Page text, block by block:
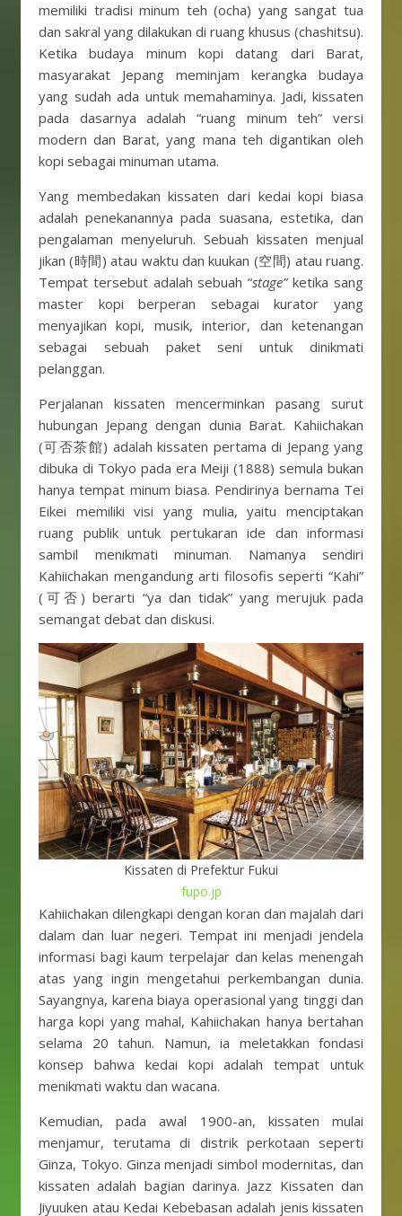
memiliki tradisi minum teh (ocha) yang sangat tua
dan sakral yang dilakukan di ruang khusus (chashitsu).
Ketika budaya minum kopi datang dari Barat,
masyarakat Jepang meminjam kerangka budaya
yang sudah ada untuk memahaminya. Jadi, kissaten
pada dasarnya adalah “ruang minum teh” versi
modern dan Barat, yang mana teh digantikan oleh
kopi sebagai minuman utama.
Yang membedakan kissaten dari kedai kopi biasa
adalah penekanannya pada suasana, estetika, dan
pengalaman menyeluruh. Sebuah kissaten menjual
jikan (時間) atau waktu dan kuukan (空間) atau ruang.
Tempat tersebut adalah sebuah “stage”ketika sang
master kopi berperan sebagai kurator yang
menyajikan kopi, musik, interior, dan ketenangan
sebagai sebuah paket seni untuk dinikmati
pelanggan.
Perjalanan kissaten mencerminkan pasang surut
hubungan Jepang dengan dunia Barat. Kahiichakan
(可否茶館) adalah kissaten pertama di Jepang yang
dibuka di Tokyo pada era Meiji (1888) semula bukan
hanya tempat minum biasa. Pendirinya bernama Tei
Eikei memiliki visi yang mulia, yaitu menciptakan
ruang publik untuk pertukaran ide dan informasi
sambil menikmati minuman. Namanya sendiri
Kahiichakan mengandung arti filosofis seperti “Kahi”
(可否) berarti “ya dan tidak” yang merujuk pada
semangat debat dan diskusi.
Kissaten di Prefektur Fukui
fupo.jp
Kahiichakan dilengkapi dengan koran dan majalah dari
dalam dan luar negeri. Tempat ini menjadi jendela
informasi bagi kaum terpelajar dan kelas menengah
atas yang ingin mengetahui perkembangan dunia.
Sayangnya, karena biaya operasional yang tinggi dan
harga kopi yang mahal, Kahiichakan hanya bertahan
selama 20 tahun. Namun, ia meletakkan fondasi
konsep bahwa kedai kopi adalah tempat untuk
menikmati waktu dan wacana.
Kemudian, pada awal 1900-an, kissaten mulai
menjamur, terutama di distrik perkotaan seperti
Ginza, Tokyo. Ginza menjadi simbol modernitas, dan
kissaten adalah bagian darinya. Jazz Kissaten dan
Jiyuuken atau Kedai Kebebasan adalah jenis kissaten